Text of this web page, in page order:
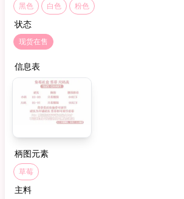
黑色 白色 粉色
状态
现货在售
信息表
柄图元素
草莓
主料